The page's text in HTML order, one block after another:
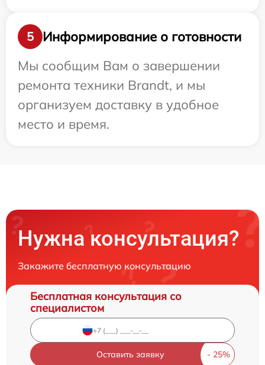
5
Информирование о готовности
Мы сообщим Вам о завершении
ремонта техники Brandt, и мы
организуем доставку в удобное
место и время.
Нужна консультация?
Закажите бесплатную консультацию
Бесплатная консультация со
специалистом
Оставить заявку